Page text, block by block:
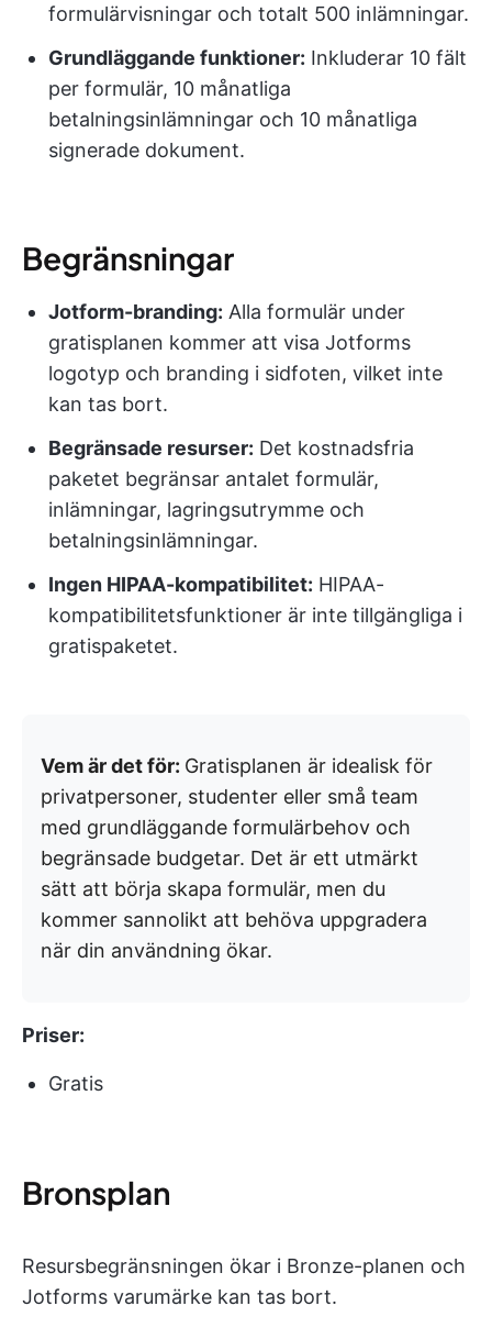
formulärvisningar och totalt 500 inlämningar.
Grundläggande funktioner: Inkluderar 10 fält
per formulär, 10 månatliga
betalningsinlämningar och 10 månatliga
signerade dokument.
Begränsningar
Jotform-branding: Alla formulär under
gratisplanen kommer att visa Jotforms
logotyp och branding i sidfoten, vilket inte
kan tas bort.
Begränsade resurser: Det kostnadsfria
paketet begränsar antalet formulär,
inlämningar, lagringsutrymme och
betalningsinlämningar.
Ingen HIPAA-kompatibilitet: HIPAA-
kompatibilitetsfunktioner är inte tillgängliga i
gratispaketet.
Vem är det för: Gratisplanen är idealisk för
privatpersoner, studenter eller små team
med grundläggande formulärbehov och
begränsade budgetar. Det är ett utmärkt
sätt att börja skapa formulär, men du
kommer sannolikt att behöva uppgradera
när din användning ökar.
Priser:
Gratis
Bronsplan
Resursbegränsningen ökar i Bronze-planen och
Jotforms varumärke kan tas bort.